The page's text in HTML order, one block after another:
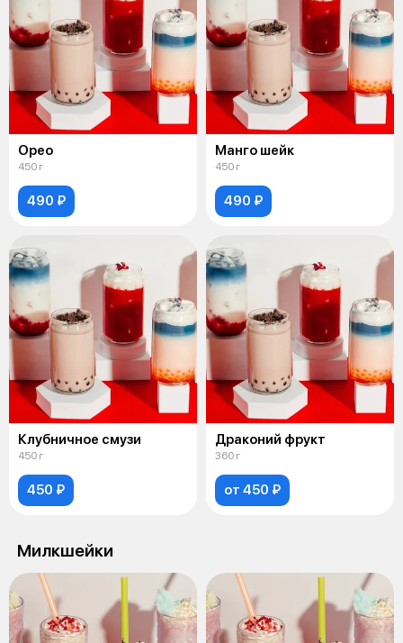
Орео
450 г
490 ₽
Манго шейк
450 г
490 ₽
Клубничное смузи
450 г
450 ₽
Драконий фрукт
360 г
от 450 ₽
Милкшейки